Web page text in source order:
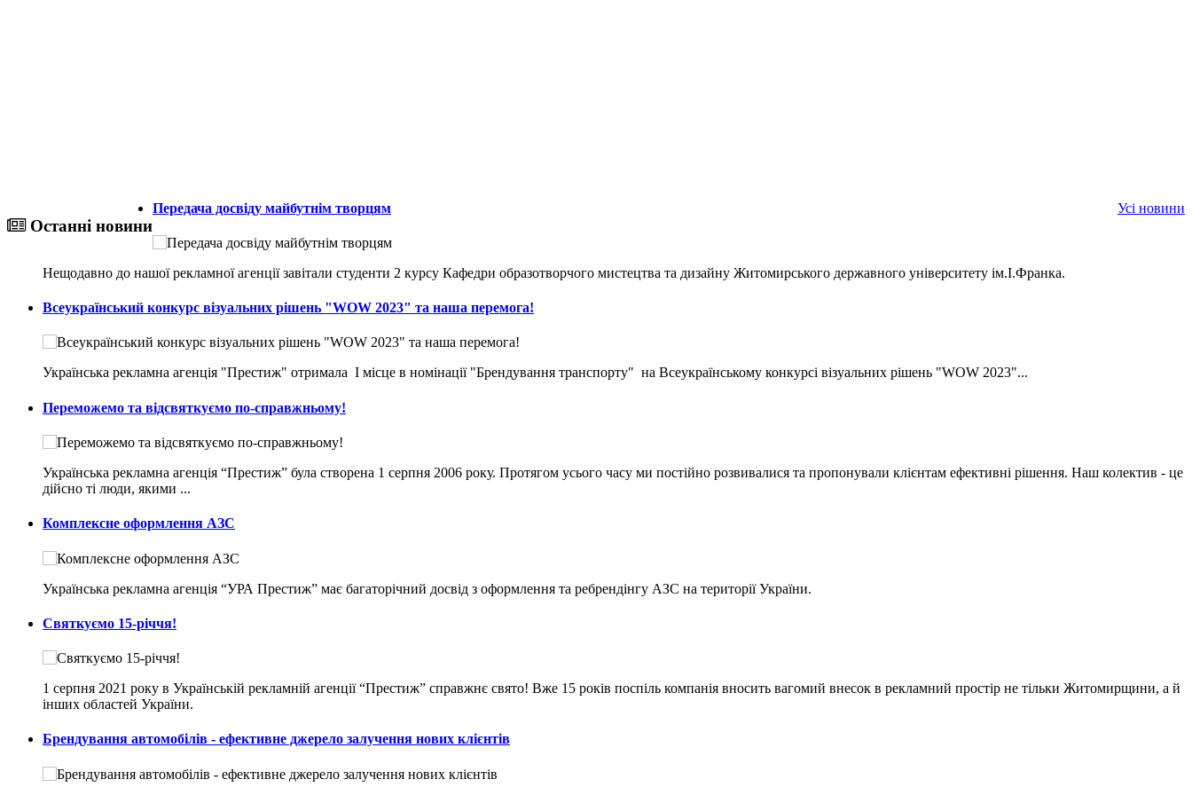
Останні новини
Усі новини
Передача досвіду майбутнім творцям
Нещодавно до нашої рекламної агенції завітали студенти 2 курсу Кафедри образотворчого мистецтва та дизайну Житомирського державного університету ім.І.Франка.
Всеукраїнський конкурс візуальних рішень "WOW 2023" та наша перемога!
Українська рекламна агенція "Престиж" отримала I місце в номінації "Брендування транспорту" на Всеукраїнському конкурсі візуальних рішень "WOW 2023"...
Переможемо та відсвяткуємо по-справжньому!
Українська рекламна агенція “Престиж” була створена 1 серпня 2006 року. Протягом усього часу ми постійно розвивалися та пропонували клієнтам ефективні рішення. Наш колектив - це
дійсно ті люди, якими ...
Комплексне оформлення АЗС
Українська рекламна агенція “УРА Престиж” має багаторічний досвід з оформлення та ребрендінгу АЗС на території України.
Святкуємо 15-річчя!
1 серпня 2021 року в Українській рекламній агенції “Престиж” справжнє свято! Вже 15 років поспіль компанія вносить вагомий внесок в рекламний простір не тільки Житомирщини, а й
інших областей України.
Брендування автомобілів - ефективне джерело залучення нових клієнтів